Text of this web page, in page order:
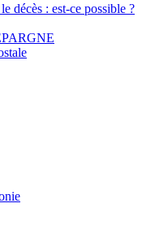
décès : est-ce possible ?